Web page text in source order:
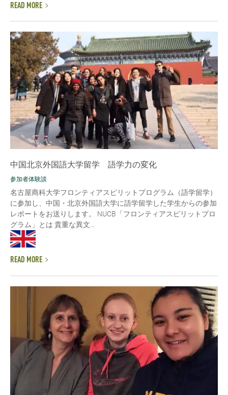
READ MORE
中国北京外国語大学留学 語学力の変化
参加者体験談
名古屋商科大学フロンティアスピリットプログラム（語学留学）
に参加し、中国・北京外国語大学に語学留学した学生からの参加
レポートをお送りします。 NUCB「フロンティアスピリットプロ
グラム」とは 貴重な異文...
READ MORE